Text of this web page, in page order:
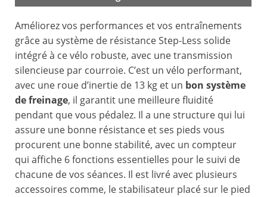
Améliorez vos performances et vos entraînements
grâce au système de résistance Step-Less solide
intégré à ce vélo robuste, avec une transmission
silencieuse par courroie. C’est un vélo performant,
avec une roue d’inertie de 13 kg et un bon système
de freinage, il garantit une meilleure fluidité
pendant que vous pédalez. Il a une structure qui lui
assure une bonne résistance et ses pieds vous
procurent une bonne stabilité, avec un compteur
qui affiche 6 fonctions essentielles pour le suivi de
chacune de vos séances. Il est livré avec plusieurs
accessoires comme, le stabilisateur placé sur le pied